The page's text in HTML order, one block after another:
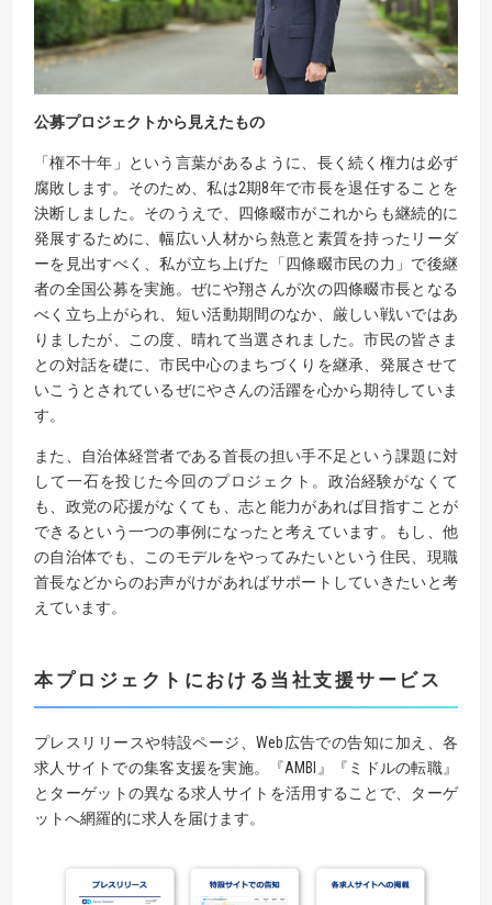
公募プロジェクトから見えたもの
「権不十年」という言葉があるように、長く続く権力は必ず
腐敗します。そのため、私は2期8年で市長を退任することを
決断しました。そのうえで、四條畷市がこれからも継続的に
発展するために、幅広い人材から熱意と素質を持ったリーダ
ーを見出すべく、私が立ち上げた「四條畷市民の力」で後継
者の全国公募を実施。ぜにや翔さんが次の四條畷市長となる
べく立ち上がられ、短い活動期間のなか、厳しい戦いではあ
りましたが、この度、晴れて当選されました。市民の皆さま
との対話を礎に、市民中心のまちづくりを継承、発展させて
いこうとされているぜにやさんの活躍を心から期待していま
す。
また、自治体経営者である首長の担い手不足という課題に対
して一石を投じた今回のプロジェクト。政治経験がなくて
も、政党の応援がなくても、志と能力があれば目指すことが
できるという一つの事例になったと考えています。もし、他
の自治体でも、このモデルをやってみたいという住民、現職
首長などからのお声がけがあればサポートしていきたいと考
えています。
本プロジェクトにおける当社支援サービス
プレスリリースや特設ページ、Web広告での告知に加え、各
求人サイトでの集客支援を実施。『AMBI』『ミドルの転職』
とターゲットの異なる求人サイトを活用することで、ターゲ
ットへ網羅的に求人を届けます。